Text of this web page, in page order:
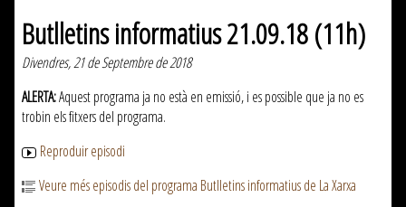
Butlletins informatius 21.09.18 (11h)
Divendres, 21 de Septembre de 2018
ALERTA:Aquest programa ja no està en emissió, i es possible que ja no es
trobin els fitxers del programa.
Reproduir episodi
Veure més episodis del programa Butlletins informatius de La Xarxa